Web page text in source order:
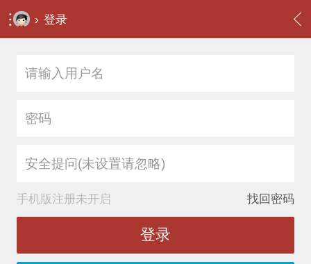
› 登录
安全提问(未设置请忽略)
手机版注册未开启 找回密码
登录